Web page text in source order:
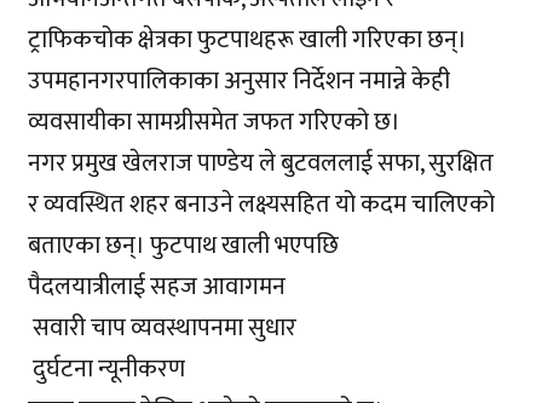
ट्राफिकचोक क्षेत्रका फुटपाथहरू खाली गरिएका छन्।
उपमहानगरपालिकाका अनुसार निर्देशन नमान्ने केही
व्यवसायीका सामग्रीसमेत जफत गरिएको छ।
नगर प्रमुखखेलराज पाण्डेयले बुटवललाई सफा, सुरक्षित
र व्यवस्थित शहर बनाउने लक्ष्यसहित यो कदम चालिएको
बताएका छन्। फुटपाथ खाली भएपछि
पैदलयात्रीलाई सहज आवागमन
सवारी चाप व्यवस्थापनमा सुधार
दुर्घटना न्यूनीकरण